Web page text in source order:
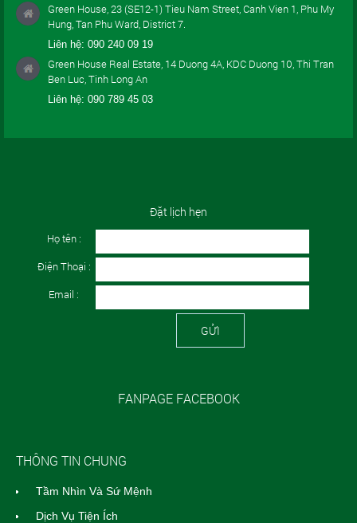
Green House, 23 (SE12-1) Tieu Nam Street, Canh Vien 1, Phu My
Hung, Tan Phu Ward, District 7.
Liên hệ: 090 240 09 19
Green House Real Estate, 14 Duong 4A, KDC Duong 10, Thi Tran
Ben Luc, Tinh Long An
Liên hệ: 090 789 45 03
Đặt lịch hẹn
Họ tên :
Điện Thoại :
Email :
GỬI
FANPAGE FACEBOOK
THÔNG TIN CHUNG
Tầm Nhìn Và Sứ Mệnh
Dịch Vụ Tiện Ích